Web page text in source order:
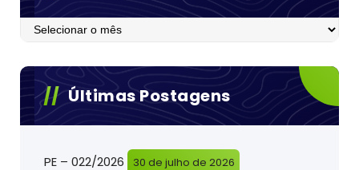
Postagens
Últimas Postagens
PE – 022/2026 30 de julho de 2026